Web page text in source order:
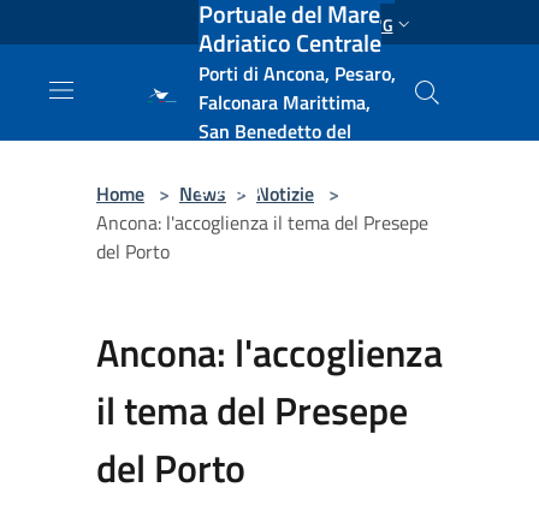
Salta al contenuto principale ENG
Portuale del Mare
Adriatico Centrale
Porti di Ancona, Pesaro,
Falconara Marittima,
San Benedetto del
e Vasto
Home > News > Notizie >
Ancona: l'accoglienza il tema del Presepe
del Porto
Ancona: l'accoglienza
il tema del Presepe
del Porto